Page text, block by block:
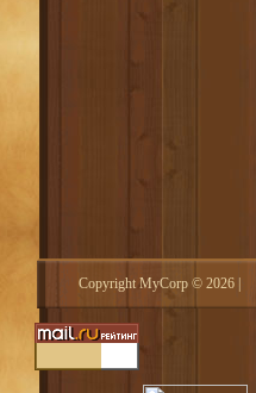
Copyright MyCorp © 2026